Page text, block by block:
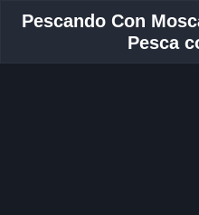
Pescando Con
Pesca